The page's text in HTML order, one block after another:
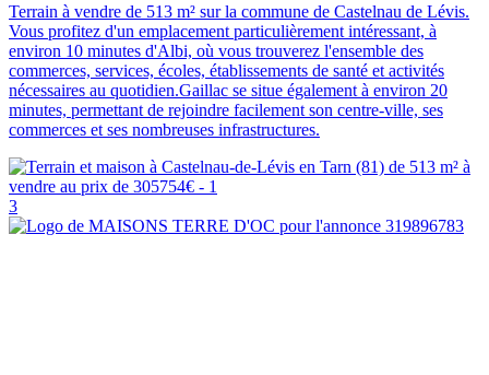
Terrain à vendre de 513 m² sur la commune de Castelnau de Lévis.
Vous profitez d'un emplacement particulièrement intéressant, à
environ 10 minutes d'Albi, où vous trouverez l'ensemble des
commerces, services, écoles, établissements de santé et activités
nécessaires au quotidien.Gaillac se situe également à environ 20
minutes, permettant de rejoindre facilement son centre-ville, ses
commerces et ses nombreuses infrastructures.
3